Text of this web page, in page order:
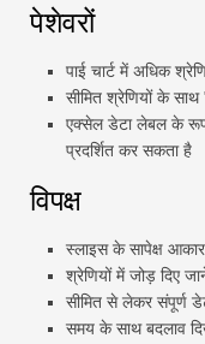
पेशेवरों
पाई चार्ट में अधिक
सीमित श्रेणियों के
एक्सेल डेटा लेबल के
प्रदर्शित कर सकता है
विपक्ष
स्लाइस के सापेक्ष
श्रेणियों में जोड़ दिए
सीमित से लेकर संपूर्ण
समय के साथ बदलाव